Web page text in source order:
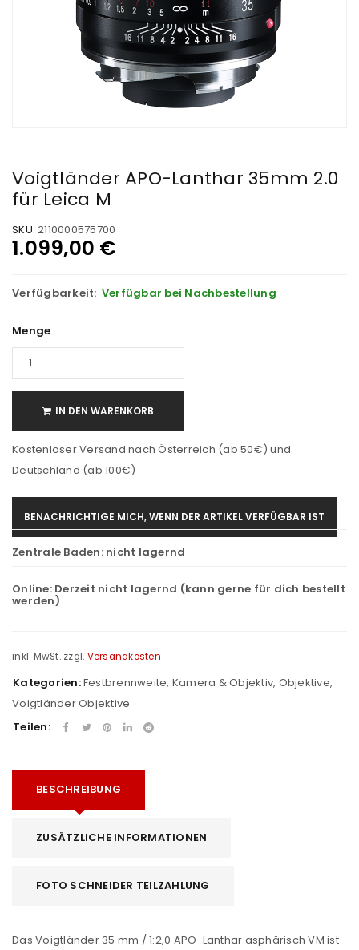
Voigtländer APO-Lanthar 35mm 2.0
für Leica M
SKU: 2110000575700
1.099,00 €
Verfügbarkeit: Verfügbar bei Nachbestellung
Menge
IN DEN WARENKORB
Kostenloser Versand nach Österreich (ab 50€) und
Deutschland (ab 100€)
BENACHRICHTIGE MICH, WENN DER ARTIKEL VERFÜGBAR IST
Zentrale Baden: nicht lagernd
Online: Derzeit nicht lagernd (kann gerne für dich bestellt
werden)
inkl. MwSt. zzgl. Versandkosten
Kategorien:Festbrennweite, Kamera & Objektiv, Objektive,
Voigtländer Objektive
Teilen:
BESCHREIBUNG
ZUSÄTZLICHE INFORMATIONEN
FOTO SCHNEIDER TEILZAHLUNG
Das Voigtländer 35 mm / 1:2,0 APO-Lanthar asphärisch VM ist